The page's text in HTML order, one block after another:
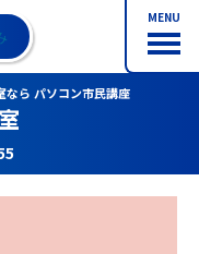
MENU
なら パソコン市民講座